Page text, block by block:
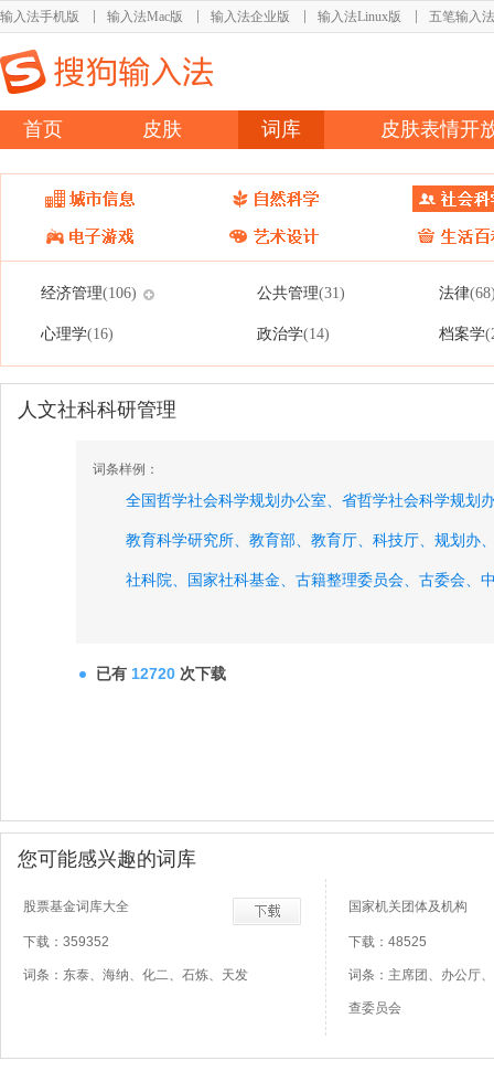
输入法手机版 输入法Mac版 输入法企业版 输入法Linux版 五笔输入法
首页 皮肤 词库 皮肤表情开
经济管理(106) 公共管理(31) 法律
心理学(16) 政治学(14) 档案学
人文社科科研管理
词条样例：
全国哲学社会科学规划办公室、 省哲学社会科学规划
教育科学研究所、 教育部、 教育厅、 科技厅、 规划办
社科院、 国家社科基金、 古籍整理委员会、 古委会、
已有 12720 次下载
您可能感兴趣的词库
股票基金词库大全
下载：359352
词条：东泰、海纳、化二、石炼、天发
国家机关团体及机构
下载：48525
词条：主席团、办公厅
查委员会